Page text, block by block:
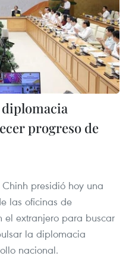
progreso de
presidió hoy una
las oficinas de
el extranjero para buscar
la diplomacia
nacional.